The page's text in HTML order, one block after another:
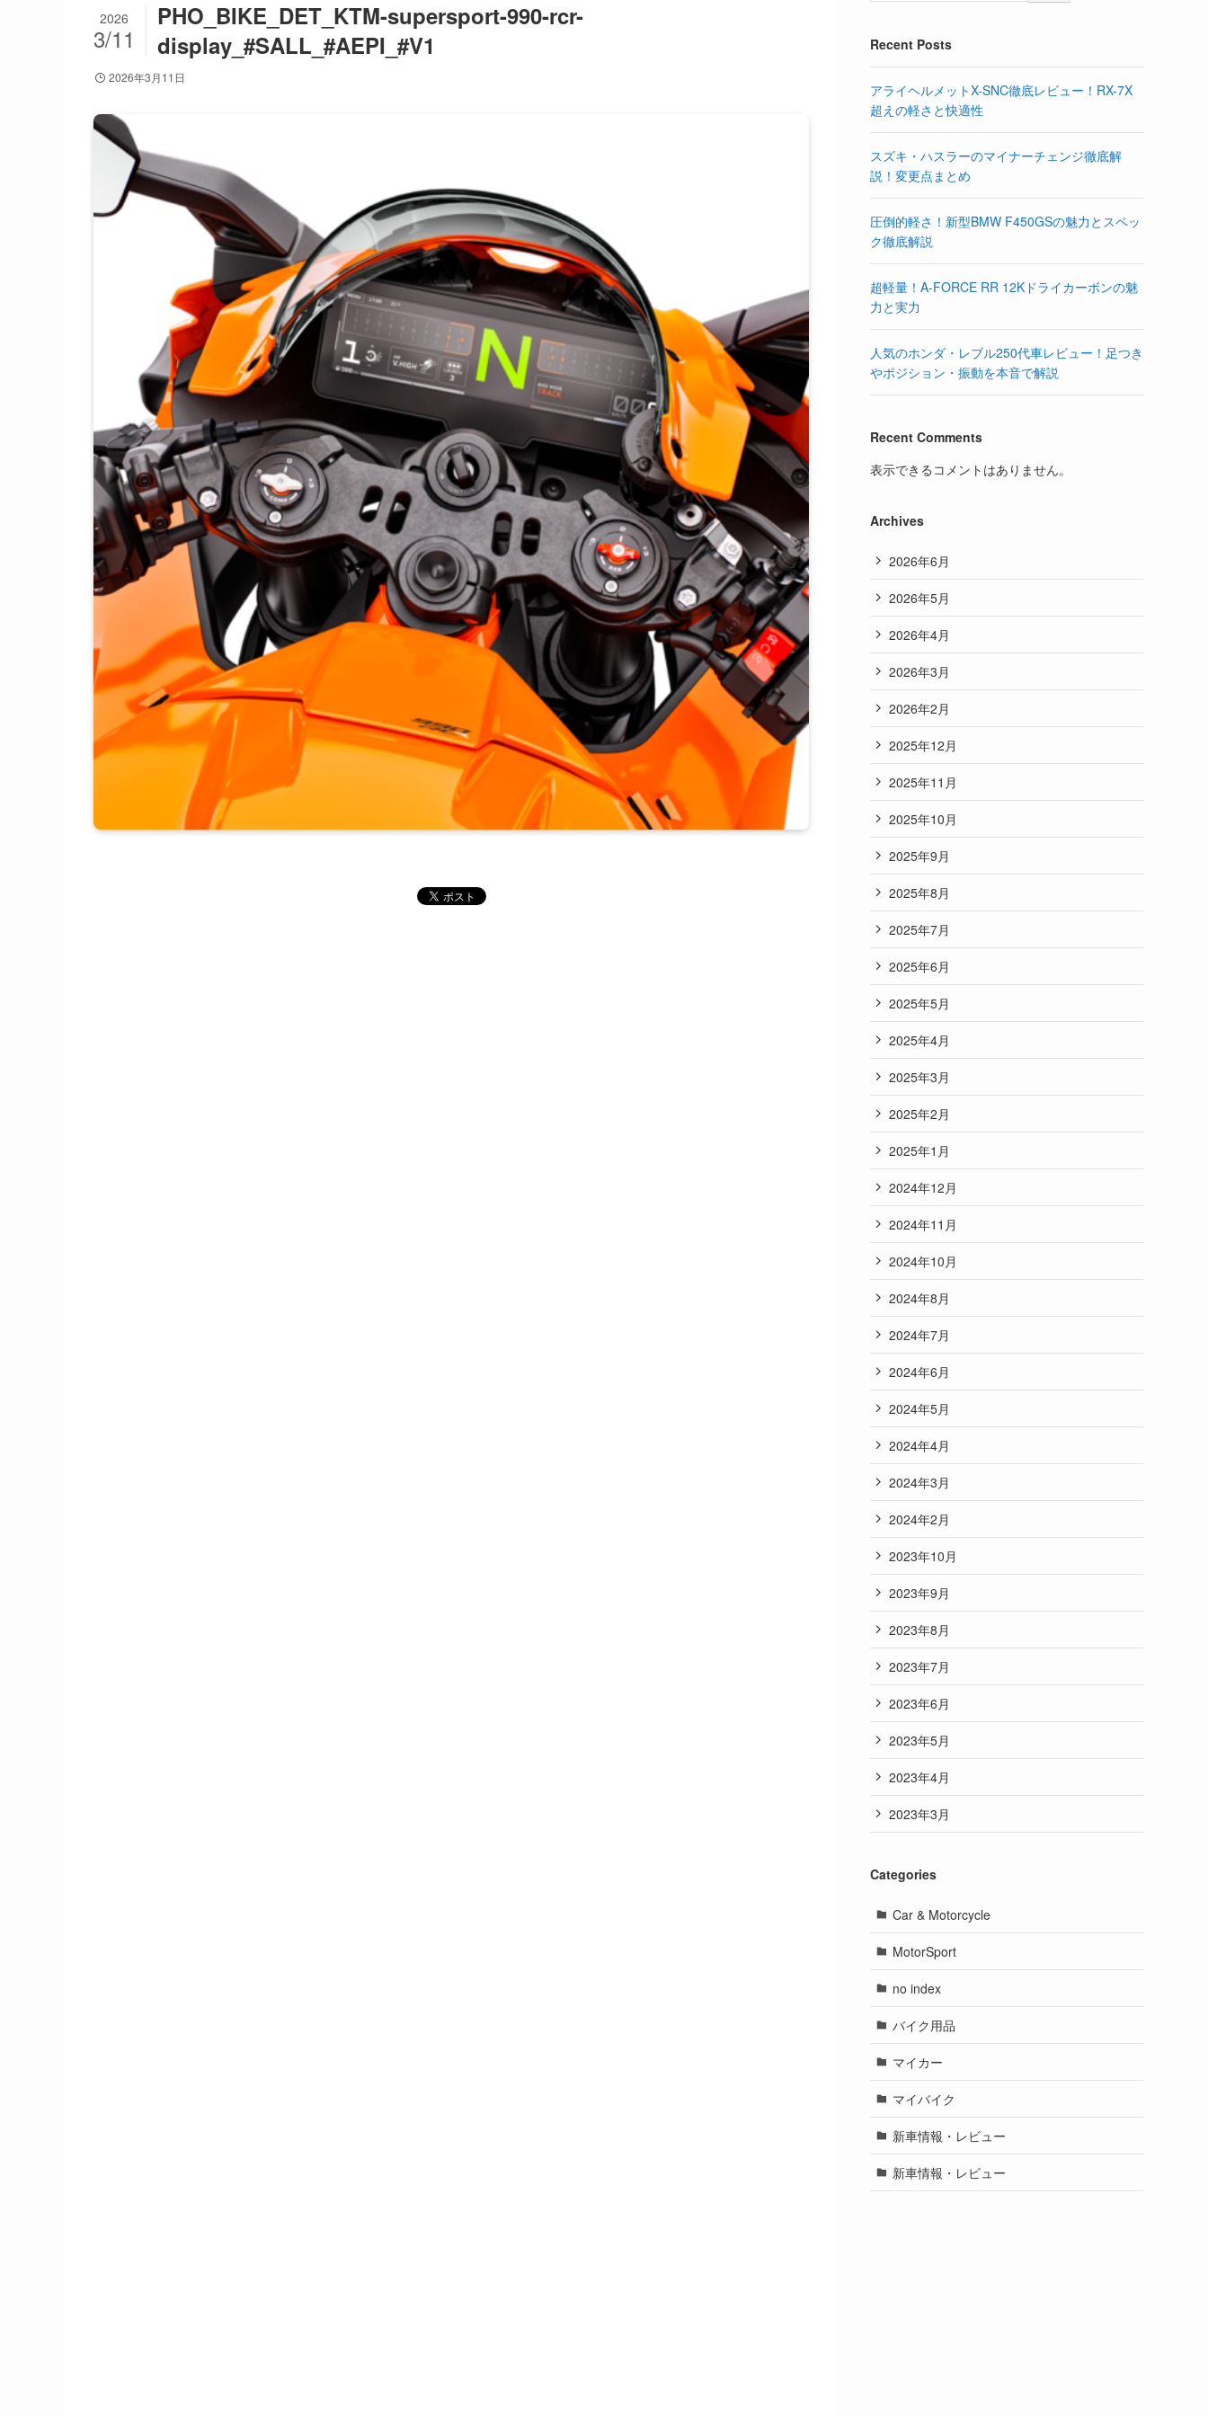
PHO_BIKE_DET_KTM-supersport-990-rcr-
display_#SALL_#AEPI_#V1
2026
3/11
2026年3月11日
Recent Posts
アライヘルメットX-SNC徹底レビュー！RX-7X
超えの軽さと快適性
スズキ・ハスラーのマイナーチェンジ徹底解
説！変更点まとめ
圧倒的軽さ！新型BMW F450GSの魅力とスペッ
ク徹底解説
超軽量！A-FORCE RR 12Kドライカーボンの魅
力と実力
人気のホンダ・レブル250代車レビュー！足つき
やポジション・振動を本音で解説
Recent Comments
表示できるコメントはありません。
Archives
2026年6月
2026年5月
2026年4月
2026年3月
2026年2月
2025年12月
2025年11月
2025年10月
2025年9月
2025年8月
2025年7月
2025年6月
2025年5月
2025年4月
2025年3月
2025年2月
2025年1月
2024年12月
2024年11月
2024年10月
2024年8月
2024年7月
2024年6月
2024年5月
2024年4月
2024年3月
2024年2月
2023年10月
2023年9月
2023年8月
2023年7月
2023年6月
2023年5月
2023年4月
2023年3月
Categories
Car & Motorcycle
MotorSport
no index
バイク用品
マイカー
マイバイク
新車情報・レビュー
新車情報・レビュー